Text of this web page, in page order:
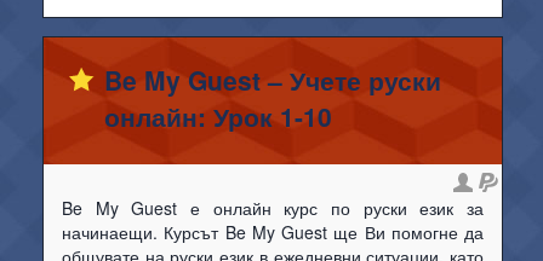
Be My Guest – Учете руски
онлайн: Урок 1-10
Be My Guest е онлайн курс по руски език за
начинаещи. Курсът Be My Guest ще Ви помогне да
общувате на руски език в ежедневни ситуации, като